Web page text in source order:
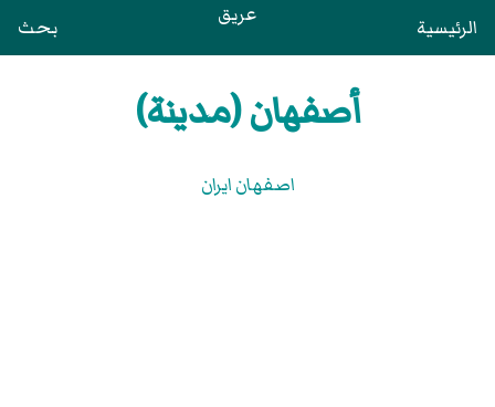
الرئيسية عريق بحث
أصفهان (مدينة)
اصفهان ايران